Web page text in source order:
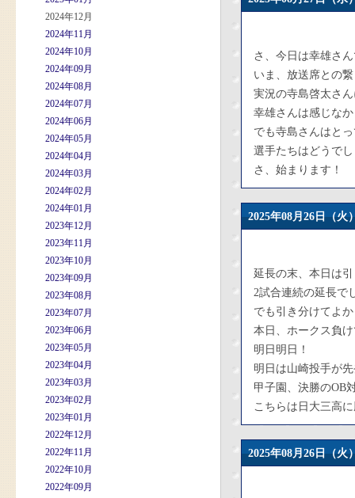
2024年12月
2024年11月
2024年10月
2024年09月
2024年08月
2024年07月
2024年06月
2024年05月
2024年04月
2024年03月
2024年02月
2024年01月
2023年12月
2023年11月
2023年10月
2023年09月
2023年08月
2023年07月
2023年06月
2023年05月
2023年04月
2023年03月
2023年02月
2023年01月
2022年12月
2022年11月
2022年10月
2022年09月
さ、今日は幸雄さ
いま、放送席との
実況の寺島啓太さ
幸雄さんは感じな
でも寺島さんはと
選手たちはどうで
さ、始まります！
2025年08月26日
延長の末、本日は
2試合連続の延長で
でも引き分けてよ
本日、ホークス負
明日明日！
明日は山崎投手が
甲子園、決勝のOB
こちらは日大三高
2025年08月26日